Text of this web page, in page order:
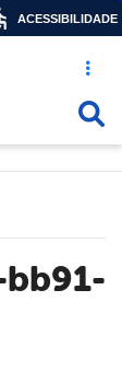
Acesso
ACESSIBILIDADE